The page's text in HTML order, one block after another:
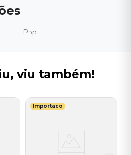
Pop
viu também!
Importado